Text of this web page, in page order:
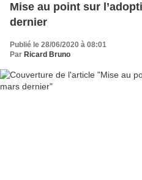
Mise au point sur
dernier
Publié le 28/06/2020 à 08:01
Par Ricard Bruno